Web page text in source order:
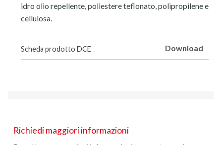
idro olio repellente, poliestere teflonato, polipropilene e
cellulosa.
Scheda prodotto DCE Download
Richiedi maggiori informazioni